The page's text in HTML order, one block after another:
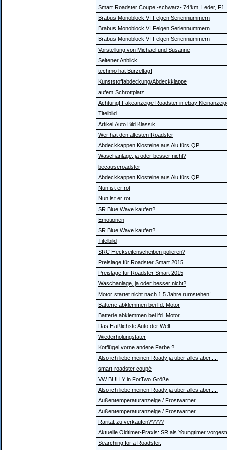
Smart Roadster Coupe -schwarz- 74'km, Leder, F1
Brabus Monoblock VI Felgen Seriennummern
Brabus Monoblock VI Felgen Seriennummern
Brabus Monoblock VI Felgen Seriennummern
Vorstellung von Michael und Susanne
Seltener Anblick
techmo hat Burzeltag!
Kunststoffabdeckung/Abdeckklappe
aufem Schrottplatz
Achtung! Fakeanzeige Roadster in ebay
Titelbild
Artikel Auto Bild Klassik.....
Wer hat den ältesten Roadster
Abdeckkappen Klosteine aus Alu fürs QP
Waschanlage, ja oder besser nicht?
becauseroadster
Abdeckkappen Klosteine aus Alu fürs QP
Nun ist er rot
Nun ist er rot
SR Blue Wave kaufen?
Emotionen
SR Blue Wave kaufen?
Titelbild
SRC Heckseitenscheiben polieren?
Preislage für Roadster Smart 2015
Preislage für Roadster Smart 2015
Waschanlage, ja oder besser nicht?
Motor startet nicht nach 1,5 Jahre rumstehen!
Batterie abklemmen bei lfd. Motor
Batterie abklemmen bei lfd. Motor
Das Häßlichste Auto der Welt
Wiederholungstäter
Kotflügel vorne andere Farbe ?
Also ich liebe meinen Roady ja über alles aber.....
smart roadster coupé
VW BULLY in ForTwo Größe
Also ich liebe meinen Roady ja über alles aber.....
Außentemperaturanzeige / Frostwarner
Außentemperaturanzeige / Frostwarner
Rarität zu verkaufen?????
Aktuelle Oldtimer-Praxis: SR als Youngtimer
Searching for a Roadster.